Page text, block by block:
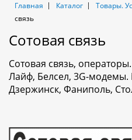
Главная Каталог Товары.
связь
Сотовая связь
Сотовая связь,
Лайф, Белсел, 3G-модемы.
Дзержинск, Фаниполь,